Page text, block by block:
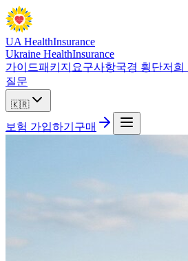
UA HealthInsurance
Ukraine HealthInsurance
가이드패키지 요구사항국경 횡단저희
질문
🇰🇷
보험 가입하기 구매